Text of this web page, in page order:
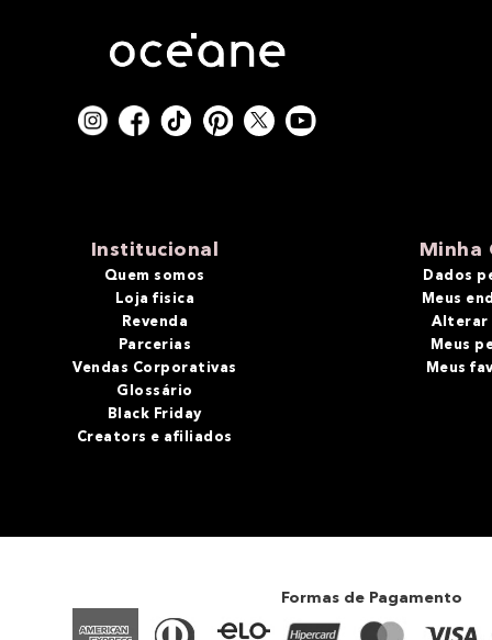
Institucional
Quem somos
Loja fisica
Revenda
Parcerias
Vendas Corporativas
Glossário
Black Friday
Creators e afiliados
Minha
Dados
Meus
Alterar
Meus
Meus
Formas de Pagamento